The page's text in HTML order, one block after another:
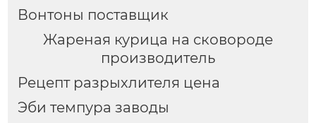
Вонтоны поставщик
Жареная курица на сковороде
производитель
Рецепт разрыхлителя цена
Эби темпура заводы